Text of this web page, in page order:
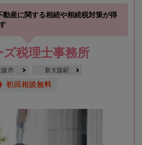
動産に関する相続や相続税対策が得
税理士事務所
阪市 新大阪駅
初回相談無料